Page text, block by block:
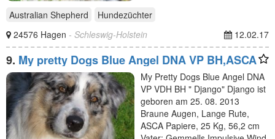
Australian Shepherd
Hundezüchter
24576 Hagen - Schleswig-Holstein 12.02.17
9. My pretty Dogs Blue Angel DNA VP BH,ASCA
My Pretty Dogs Blue Angel DNA
VP VDH BH " Django" Django ist
geboren am 25. 08. 2013
Braune Augen, Lange Rute,
ASCA Papiere, 25 Kg, 56,2 cm